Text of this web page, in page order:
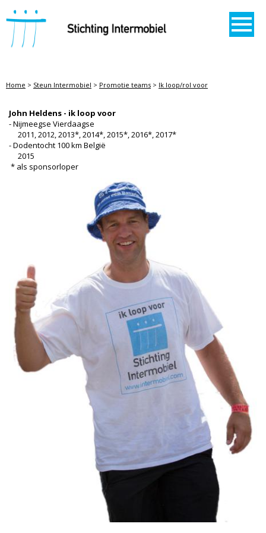
STICHTING INTERMOBIEL
Home > Steun Intermobiel > Promotie teams > Ik loop/rol voor
IK LOOP/ROL VOOR
John Heldens - ik loop voor
- Nijmeegse Vierdaagse
2011, 2012, 2013*, 2014*, 2015*, 2016*, 2017*
- Dodentocht 100 km België
2015
* als sponsorloper